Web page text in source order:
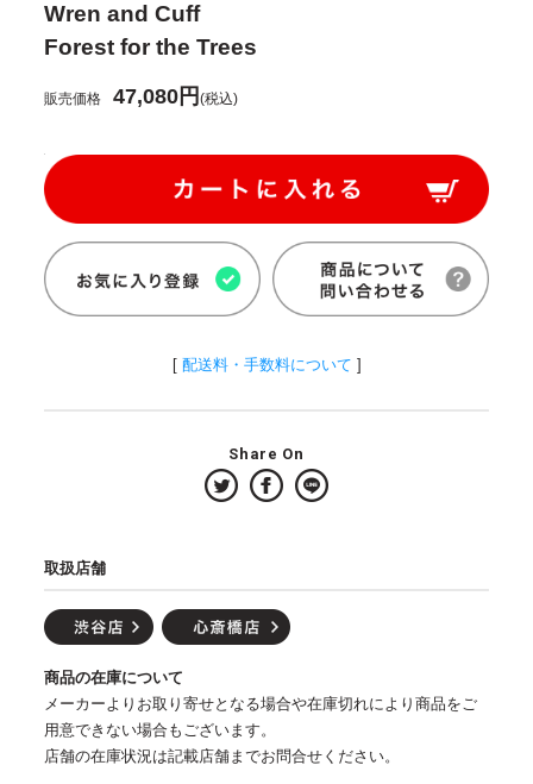
Wren and Cuff
Forest for the Trees
販売価格 47,080円(税込)
[ 配送料・手数料について ]
Share On
取扱店舗
商品の在庫について
メーカーよりお取り寄せとなる場合や在庫切れにより商品をご
用意できない場合もございます。
店舗の在庫状況は記載店舗までお問合せください。